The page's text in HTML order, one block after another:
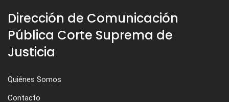
Dirección de Comunicación
Pública Corte Suprema de
Justicia
Quiénes Somos
Contacto